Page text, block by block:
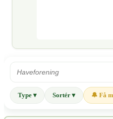
Type ▾ Sortér ▾ 🔔 Få